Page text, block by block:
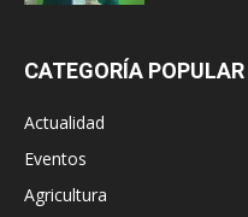
CATEGORÍA POPULAR
Actualidad
Eventos
Agricultura